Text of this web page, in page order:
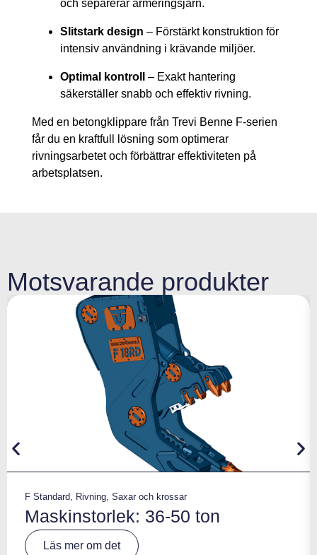
och separerar armeringsjärn.
Slitstark design – Förstärkt konstruktion för
intensiv användning i krävande miljöer.
Optimal kontroll
– Exakt hantering
säkerställer snabb och effektiv rivning.
Med en betongklippare från Trevi Benne F-serien
får du en kraftfull lösning som optimerar
rivningsarbetet och förbättrar effektiviteten på
arbetsplatsen.
Motsvarande produkter
F Standard Rivning Saxar och krossar
Maskinstorlek: 36-50 ton
Läs mer om det